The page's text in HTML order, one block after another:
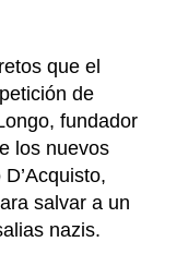
que el
de
fundador
los nuevos
salvar a un
nazis.